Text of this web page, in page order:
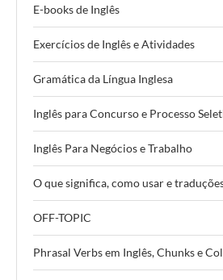
E-books de Inglês
Exercícios de Inglês e Atividades
Gramática da Língua Inglesa
Inglês para Concurso e Processo
Inglês Para Negócios e Trabalho
O que significa, como usar e
OFF-TOPIC
Phrasal Verbs em Inglês, Chunks e